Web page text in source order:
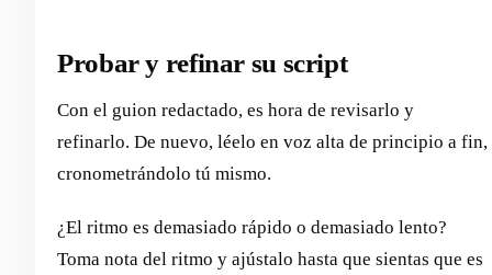
Probar y refinar su script
Con el guion redactado, es hora de revisarlo y
refinarlo. De nuevo, léelo en voz alta de principio a fin,
cronometrándolo tú mismo.
¿El ritmo es demasiado rápido o demasiado lento?
Toma nota del ritmo y ajústalo hasta que sientas que es